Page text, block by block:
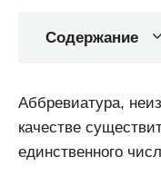
Содержание
Аббревиатура,
качестве
единственного